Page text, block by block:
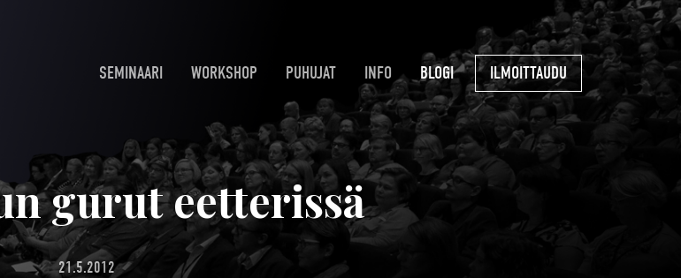
SEMINAARI WORKSHOP PUHUJAT INFO BLOGI ILMOITTAUDU
gurut eetterissä
21.5.2012